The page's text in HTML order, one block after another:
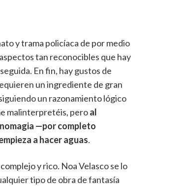
y trama policíaca de por medio
tan reconocibles que hay
En fin, hay gustos de
un ingrediente de gran
un razonamiento lógico
malinterpretéis, peroal
—por completo
a hacer aguas.
y rico. Noa Velasco se lo
tipo de obra de fantasía